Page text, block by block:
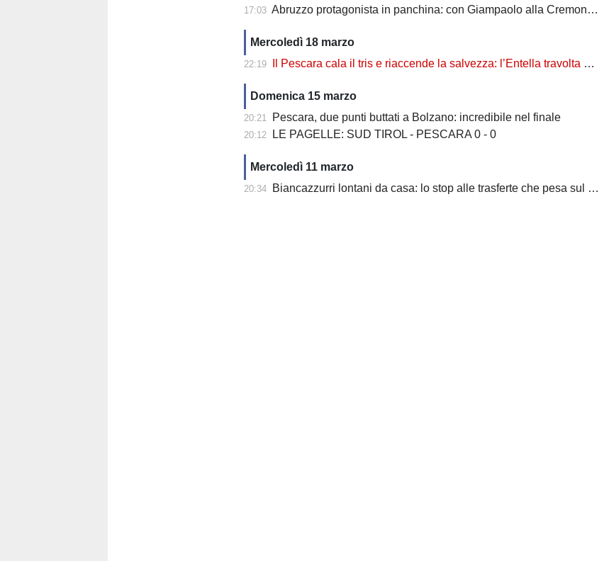
17:03 Abruzzo protagonista in panchina: con Giampaolo alla Cremonese diventano quattro gli allenatori in Serie A
Mercoledì 18 marzo
22:19 Il Pescara cala il tris e riaccende la salvezza: l’Entella travolta 3-0
Domenica 15 marzo
20:21 Pescara, due punti buttati a Bolzano: incredibile nel finale
20:12 LE PAGELLE: SUD TIROL - PESCARA 0 - 0
Mercoledì 11 marzo
20:34 Biancazzurri lontani da casa: lo stop alle trasferte che pesa sul Pescara